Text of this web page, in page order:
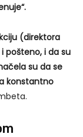
(direktora
pošteno, i da su
su da se
konstantno